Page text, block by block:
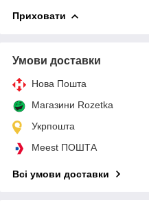
Приховати
Умови доставки
Нова Пошта
Магазини Rozetka
Укрпошта
Meest ПОШТА
Всі умови доставки